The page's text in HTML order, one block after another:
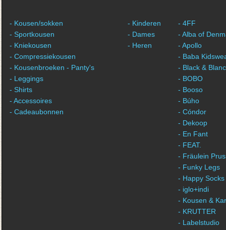
- Kousen/sokken
- Sportkousen
- Kniekousen
- Compressiekousen
- Kousenbroeken - Panty's
- Leggings
- Shirts
- Accessoires
- Cadeaubonnen
- Kinderen
- Dames
- Heren
- 4FF
- Alba of
- Apollo
- Baba
- Black &
- BOBO
- Booso
- Búho
- Cóndor
- Dekoop
- En Fant
- FEAT.
- Fräulein
- Funky Legs
- Happy Socks
- iglo+indi
- Kousen &
- KRUTTER
- Labelstudio